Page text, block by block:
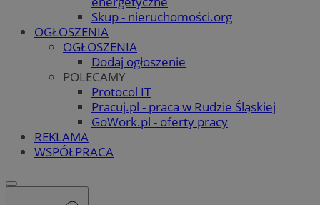
Skup - nieruchomości.org
OGŁOSZENIA
OGŁOSZENIA
Dodaj ogłoszenie
POLECAMY
Protocol IT
Pracuj.pl - praca w Rudzie Śląskiej
GoWork.pl - oferty pracy
REKLAMA
WSPÓŁPRACA